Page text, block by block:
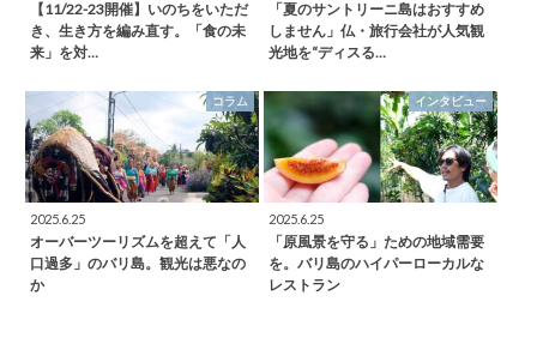
【11/22-23開催】いのちをいただ
き、生き方を編み直す。「食の未
来」を対…
「夏のサントリーニ島はおすすめ
しません」仏・旅行会社が人気観
光地を“ディスる…
コラム
2025.6.25
オーバーツーリズムを超えて「人
口過多」のバリ島。観光は悪なの
か
インタビュー
2025.6.25
「原風景を守る」ための地域需要
を。バリ島のハイパーローカルな
レストラン